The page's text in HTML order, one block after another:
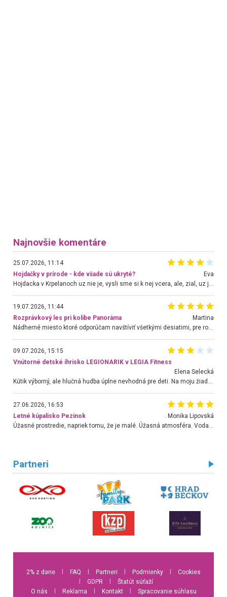
Najnovšie komentáre
25.07.2026, 11:14
Hojdačky v prírode - kde všade sú ukryté?
Eva
19.07.2026, 11:44
Rozprávkový les pri kolibe Panoráma
Martina
Nádherné miesto ktoré odporúčam navštíviť všetkými desiatimi, pre rodiny s deťmi, dôchodcom... Proste a jednoducho ozaj rozprávkový les.. určite ešte prídeme. Odniesli sme si na pamiatku krásne tričká,
09.07.2026, 15:15
Vnútorné detské ihrisko LEGIONARIK v LEGIA Fitness
Elena Selecká
Kútik výborný, ale hlučná hudba úplne nevhodná pre deti. Na moju žiadosť o aspoň sušenie nereagovali.
27.06.2026, 16:53
Letné kúpalisko Pezinok
. Monika Lipovská
Partneri
2% z dane FAQ Partneri Podmienky
Cookies
GDPR
Štatút súťaží
O nás
Reklama Kontakt Spracovanie súhlasu